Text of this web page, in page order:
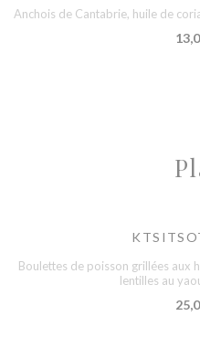
Anchois de Cantabrie, huile de
Boulettes de poisson grillées aux
lentilles au